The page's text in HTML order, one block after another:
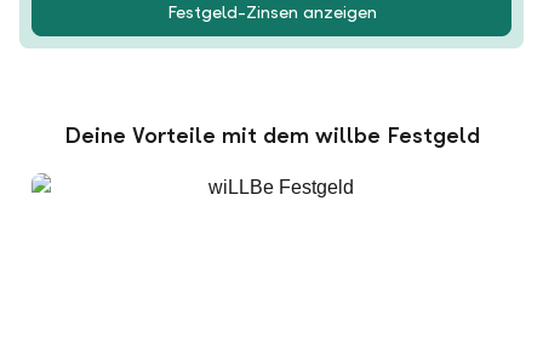
Festgeld-Zinsen anzeigen
Deine Vorteile mit dem willbe Festgeld